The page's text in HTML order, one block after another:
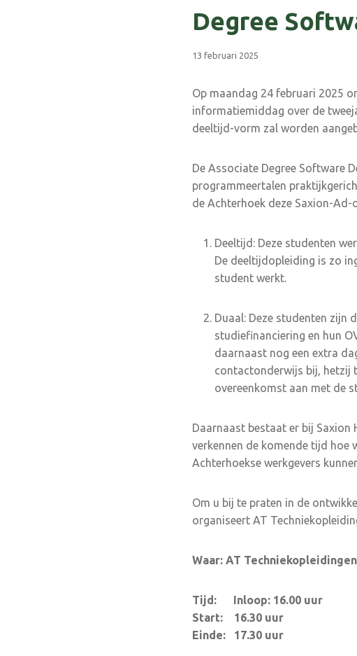
Degree
13 februari 2025
Op maandag 24 februari 2025
informatiemiddag over de
deeltijd-vorm zal worden
De Associate Degree Software
programmeertalen
de Achterhoek deze Saxion-
Deeltijd: Deze studenten
De deeltijdopleiding is zo
student werkt.
Duaal: Deze studenten zijn
studiefinanciering en hun
daarnaast nog een extra
contactonderwijs bij, hetzij
overeenkomst aan met de
Daarnaast bestaat er bij Saxion
verkennen de komende tijd hoe
Achterhoekse werkgevers
Om u bij te praten in de
organiseert AT
Waar: AT
Tijd: Inloop: 16.00 uur
Start: 16.30 uur
Einde: 17.30 uur